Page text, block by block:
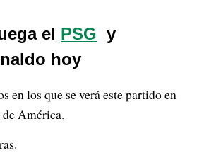
el PSG y
hoy
en los que se verá este partido en
América.